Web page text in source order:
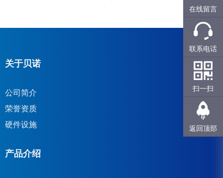
关于贝诺
公司简介
荣誉资质
硬件设施
产品介绍
在线留言
联系电话
扫一扫
返回顶部